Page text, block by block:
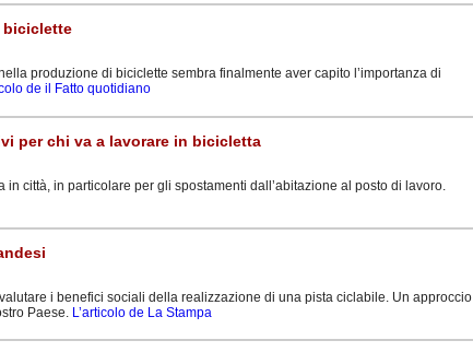
biciclette
produzione di biciclette sembra finalmente aver capito l’importanza di
de il Fatto quotidiano
per chi va a lavorare in bicicletta
città, in particolare per gli spostamenti dall’abitazione al posto di lavoro.
i benefici sociali della realizzazione di una pista ciclabile. Un approccio
Paese. L’articolo de La Stampa